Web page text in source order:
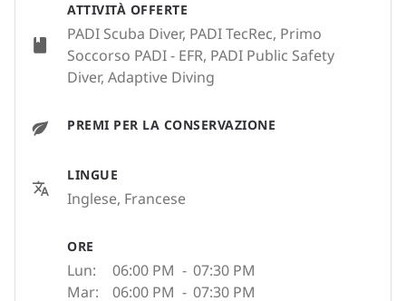
ATTIVITÀ OFFERTE
PADI Scuba Diver, PADI TecRec, Primo
Soccorso PADI - EFR, PADI Public Safety
Diver, Adaptive Diving
PREMI PER LA CONSERVAZIONE
LINGUE
Inglese, Francese
ORE
Lun: 06:00 PM - 07:30 PM
Mar:
06:00 PM - 07:30 PM